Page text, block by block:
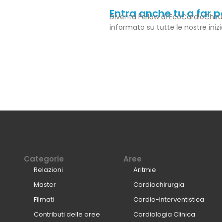
Entra anche tu a far
Diventa Fellow di
informato su tutte le nostre
Categorie
Relazioni
Master
Filmati
Contributi delle aree
Aree
Aritmie
Cardiochirurgia
Cardio-Interventistica
Cardiologia Clinica